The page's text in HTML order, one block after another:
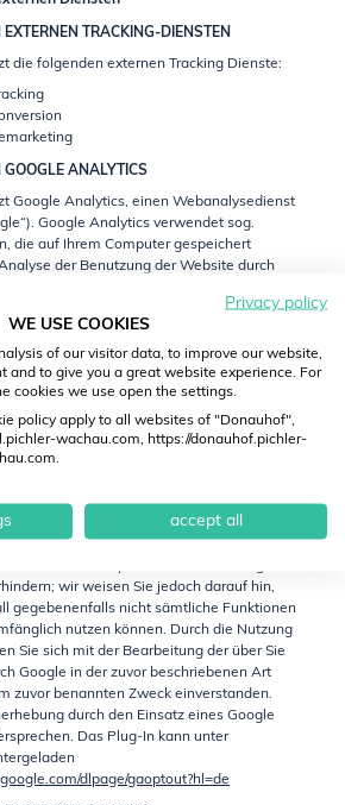
TRACKING-DIENSTEN
die folgenden externen Tracking Dienste:
ANALYTICS
Google Analytics, einen Webanalysedienst
Google Analytics verwendet sog.
die auf Ihrem Computer gespeichert
der Benutzung der Website durch
Website (einschließlich Ihrer IP-
Server von Google in den USA übertragen
wird diese Informationen benutzen,
auszuwerten, um Reports über die
Websitebetreiber zusammenzustellen
Websitenutzung und der Internetnutzung
zu erbringen.
Informationen gegebenenfalls an Dritte
von Google verarbeiten. Google wird
Adresse mit anderen Daten, die von Google
Verbindung bringen. Sie können die
wir weisen Sie jedoch darauf hin,
gegebenenfalls nicht sämtliche Funktionen
nutzen können. Durch die Nutzung
Sie sich mit der Bearbeitung der über Sie
Google in der zuvor beschriebenen Art
zuvor benannten Zweck einverstanden.
durch den Einsatz eines Google
Das Plug-In kann unter
dlpage/gaoptout?hl=de
Privacy policy
WE USE COOKIES
of our visitor data, to improve our website,
and to give you a great website experience. For
cookies we use open the settings.
policy apply to all websites of "Donauhof",
wachau.com, https://donauhof.pichler-
accept all